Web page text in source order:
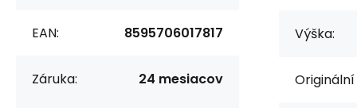
EAN: 8595706017817
Záruka: 24 mesiacov
Výška: